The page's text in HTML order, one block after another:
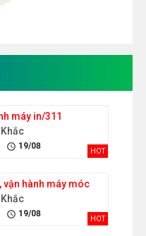
máy in/311
schedule 19/08
HOT
vận hành máy móc
schedule 19/08
HOT